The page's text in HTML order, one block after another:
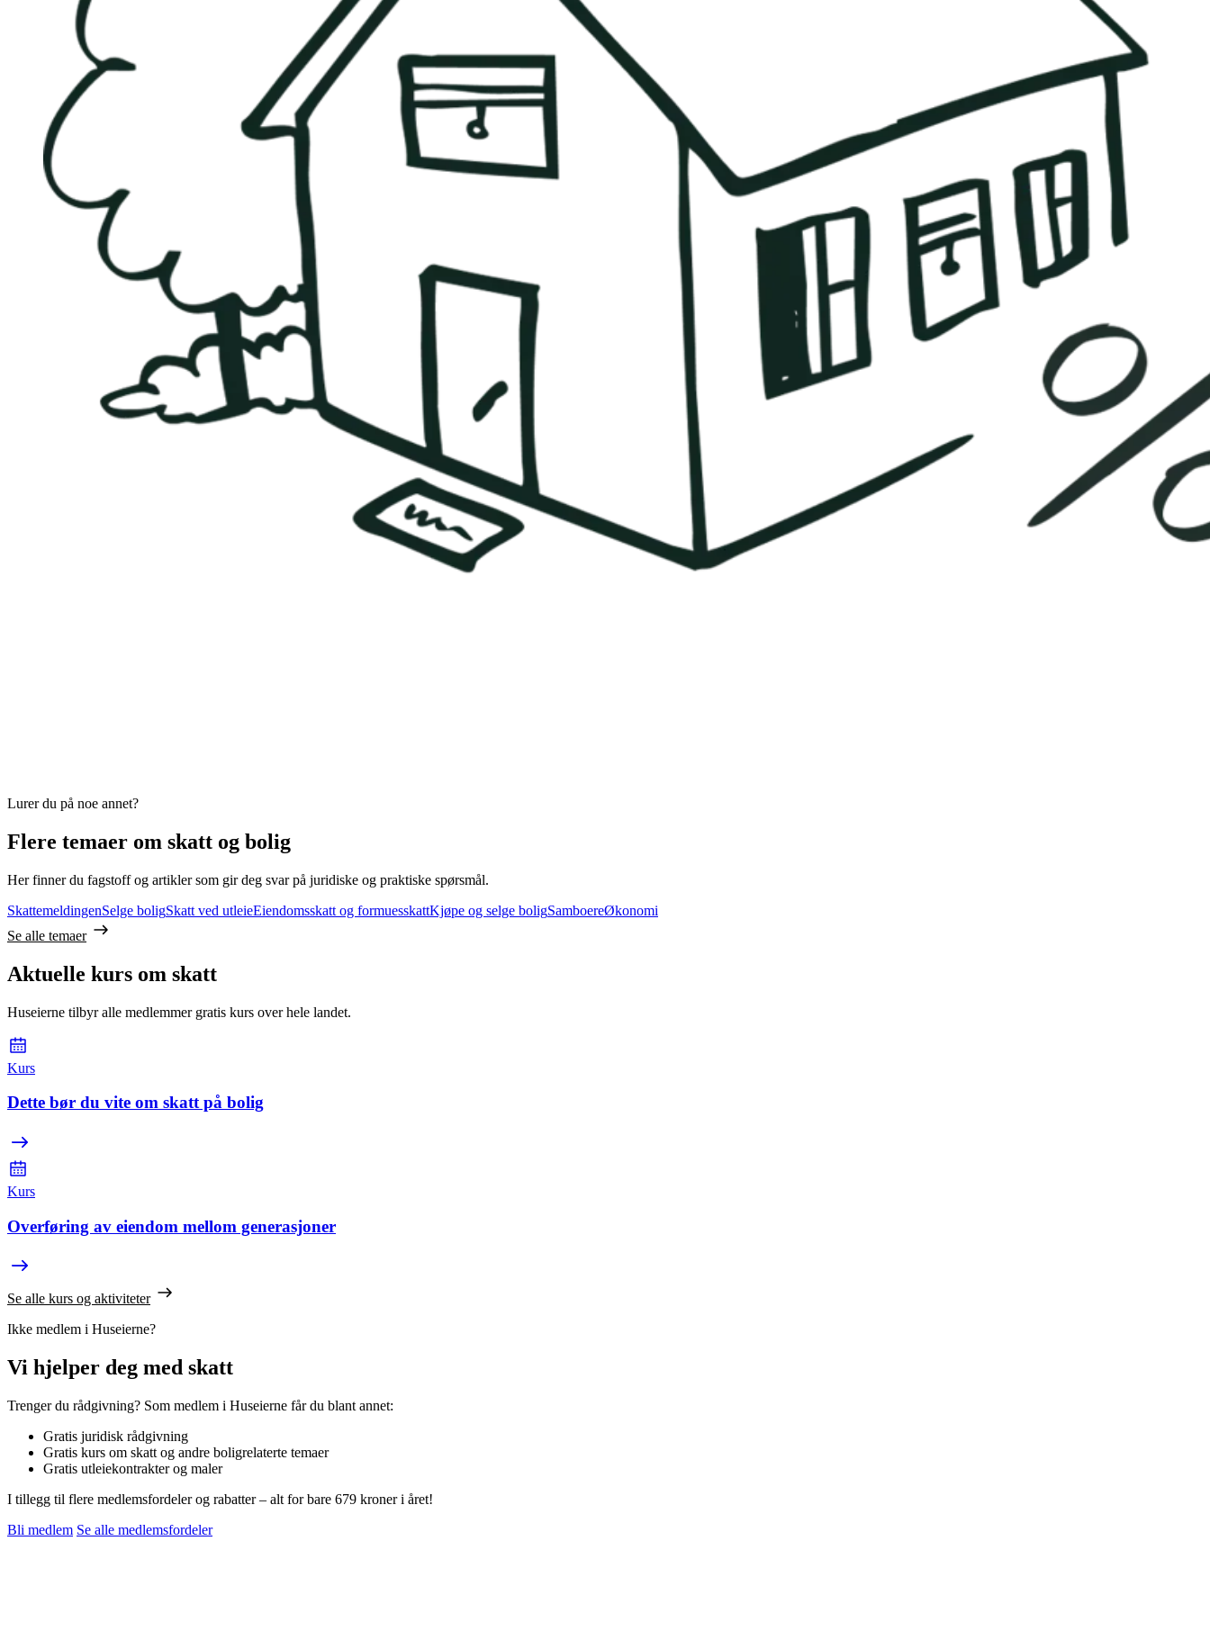
Lurer du på noe annet?
Flere temaer om skatt og bolig
Her finner du fagstoff og artikler som gir deg svar på juridiske og praktiske spørsmål.
SkattemeldingenSelge boligSkatt ved utleieEiendomsskatt og formuesskattKjøpe og selge boligSamboereØkonomi
Se alle temaer
Aktuelle kurs om skatt
Huseierne tilbyr alle medlemmer gratis kurs over hele landet.
Kurs
Dette bør du vite om skatt på bolig
Kurs
Overføring av eiendom mellom generasjoner
Se alle kurs og aktiviteter
Ikke medlem i Huseierne?
Vi hjelper deg med skatt
Trenger du rådgivning? Som medlem i Huseierne får du blant annet:
Gratis juridisk rådgivning
Gratis kurs om skatt og andre boligrelaterte temaer
Gratis utleiekontrakter og maler
I tillegg til flere medlemsfordeler og rabatter – alt for bare 679 kroner i året!
Bli medlem Se alle medlemsfordeler